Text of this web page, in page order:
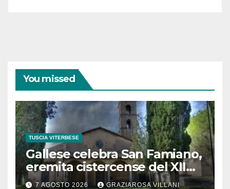
You missed
TUSCIA VITERBESE
Gallese celebra San Famiano,
eremita cistercense del XII
secolo
7 AGOSTO 2026 GRAZIAROSA VILLANI